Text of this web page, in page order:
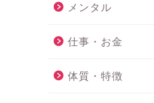
メンタル
仕事・お金
体質・特徴